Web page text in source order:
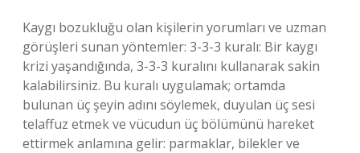
Kaygı bozukluğu olan kişilerin yorumları ve uzman
görüşleri sunan yöntemler: 3-3-3 kuralı: Bir kaygı
krizi yaşandığında, 3-3-3 kuralını kullanarak sakin
kalabilirsiniz. Bu kuralı uygulamak; ortamda
bulunan üç şeyin adını söylemek, duyulan üç sesi
telaffuz etmek ve vücudun üç bölümünü hareket
ettirmek anlamına gelir: parmaklar, bilekler ve